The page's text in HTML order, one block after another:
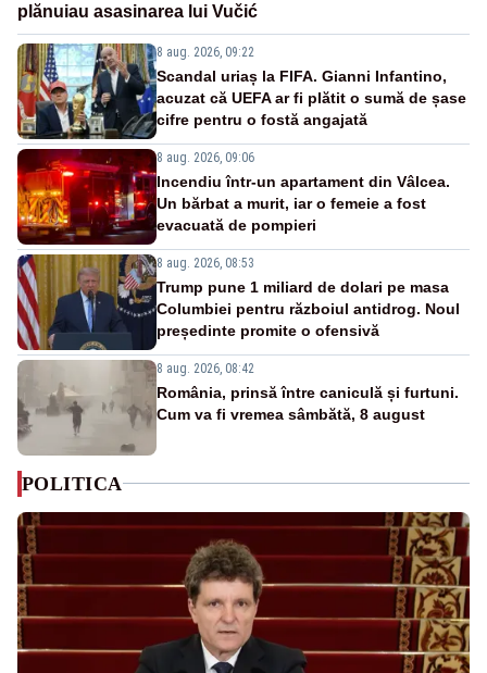
plănuiau asasinarea lui Vučić
8 aug. 2026, 09:22
Scandal uriaș la FIFA. Gianni Infantino,
acuzat că UEFA ar fi plătit o sumă de șase
cifre pentru o fostă angajată
8 aug. 2026, 09:06
Incendiu într-un apartament din Vâlcea.
Un bărbat a murit, iar o femeie a fost
evacuată de pompieri
8 aug. 2026, 08:53
Trump pune 1 miliard de dolari pe masa
Columbiei pentru războiul antidrog. Noul
președinte promite o ofensivă
8 aug. 2026, 08:42
România, prinsă între caniculă și furtuni.
Cum va fi vremea sâmbătă, 8 august
POLITICA